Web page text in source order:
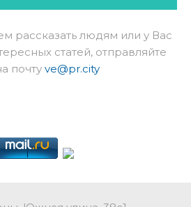
рассказать людям или у Вас
статей, отправляйте
почту ve@pr.city